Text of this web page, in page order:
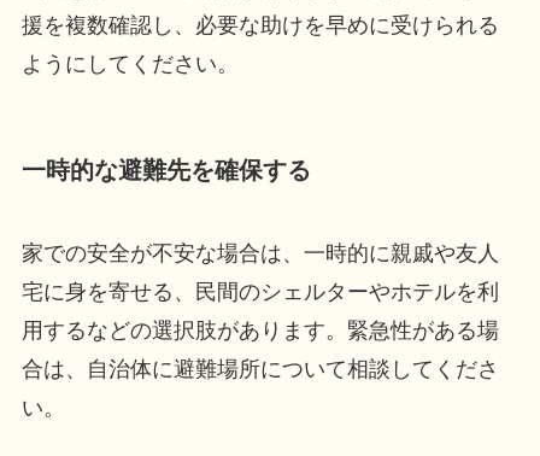
援を複数確認し、必要な助けを早めに受けられる
ようにしてください。
一時的な避難先を確保する
家での安全が不安な場合は、一時的に親戚や友人
宅に身を寄せる、民間のシェルターやホテルを利
用するなどの選択肢があります。緊急性がある場
合は、自治体に避難場所について相談してくださ
い。